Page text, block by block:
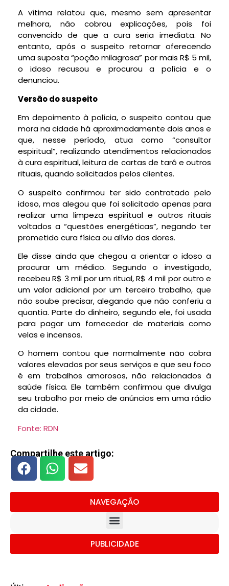
A vítima relatou que, mesmo sem apresentar
melhora, não cobrou explicações, pois foi
convencido de que a cura seria imediata. No
entanto, após o suspeito retornar oferecendo
uma suposta“poção milagrosa” por mais R$ 5 mil,
o idoso recusou e procurou a polícia e o
denunciou.
Versão do suspeito
Em depoimento à polícia, o suspeito contou que
mora na cidade há aproximadamente dois anos e
que, nesse período, atua como “consultor
espiritual”, realizando atendimentos relacionados
àcura espiritual, leitura de cartas de tarô e outros
rituais, quando solicitados pelos clientes.
O suspeito confirmou ter sido contratado pelo
idoso, mas alegou que foi solicitado apenas para
realizar umalimpeza espiritual e outros rituais
voltados a “questões energéticas”, negando ter
prometido cura física ou alívio das dores.
Ele disse ainda que chegou a orientar o idoso a
procurar um médico. Segundo o investigado,
recebeu R$ 3 mil por um ritual, R$ 4 mil por outro e
um valor adicional por um terceiro trabalho, que
não soube precisar, alegando que não conferiu a
quantia. Parte do dinheiro, segundo ele, foi usada
para pagar um fornecedor de materiais como
velas e incensos.
O homem contou que normalmente não cobra
valores elevados por seus serviços e que seu foco
é em trabalhos amorosos, não relacionados à
saúde física. Ele também confirmou que divulga
seu trabalho por meio de anúncios em uma rádio
da cidade.
Fonte: RDN
Compartilhe este artigo:
NAVEGAÇÃO
PUBLICIDADE